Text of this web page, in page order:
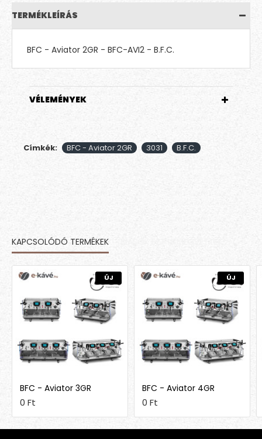
TERMÉKLEÍRÁS
BFC - Aviator 2GR - BFC-AVI2 - B.F.C.
VÉLEMÉNYEK
Címkék: BFC - Aviator 2GR 3031 B.F.C.
KAPCSOLÓDÓ TERMÉKEK
ÚJ
BFC - Aviator 3GR
0 Ft
ÚJ
BFC - Aviator 4GR
0 Ft